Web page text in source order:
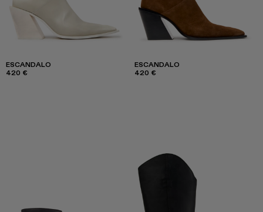
ESCANDALO
420 €
ESCANDALO
420 €